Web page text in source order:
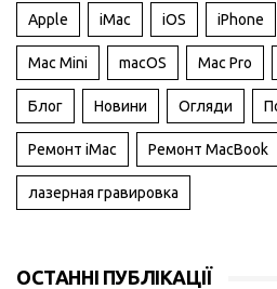
Apple iMac iOS iPhone
Mac Mini macOS Mac Pro
Блог Новини Огляди
Ремонт iMac Ремонт MacBook
лазерная гравировка
ОСТАННІ ПУБЛІКАЦІЇ